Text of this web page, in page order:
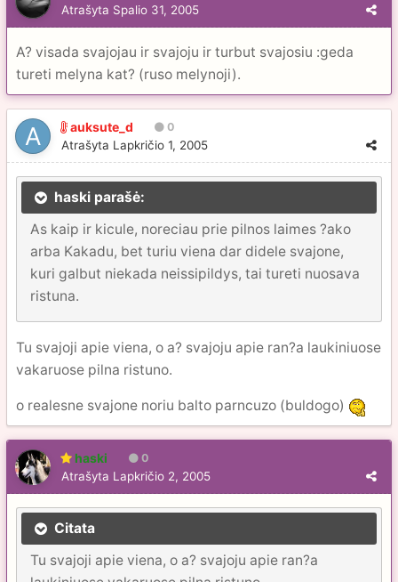
Atrašyta Spalio 31, 2005
A? visada svajojau ir svajoju ir turbut svajosiu :geda
tureti melyna kat? (ruso melynoji).
auksute_d 0
Atrašyta Lapkričio 1, 2005
haski parašė:
As kaip ir kicule, noreciau prie pilnos laimes ?ako
arba Kakadu, bet turiu viena dar didele svajone,
kuri galbut niekada neissipildys, tai tureti nuosava
ristuna.
Tu svajoji apie viena, o a? svajoju apie ran?a laukiniuose
vakaruose pilna ristuno.
o realesne svajone noriu balto parncuzo (buldogo)
haski 0
Atrašyta Lapkričio 2, 2005
Citata
Tu svajoji apie viena, o a? svajoju apie ran?a